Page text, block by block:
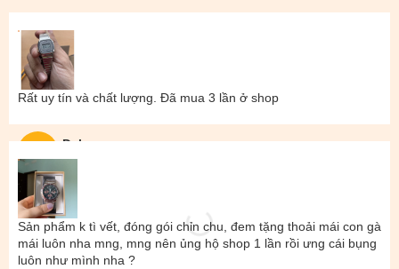
Đal
Rất uy tín và chất lượng. Đã mua 3 lần ở shop
Sản phẩm k tì vết, đóng gói chỉn chu, đem tặng thoải mái con gà
mái luôn nha mng, mng nên ủng hộ shop 1 lần rồi ưng cái bụng
luôn như mình nha ?